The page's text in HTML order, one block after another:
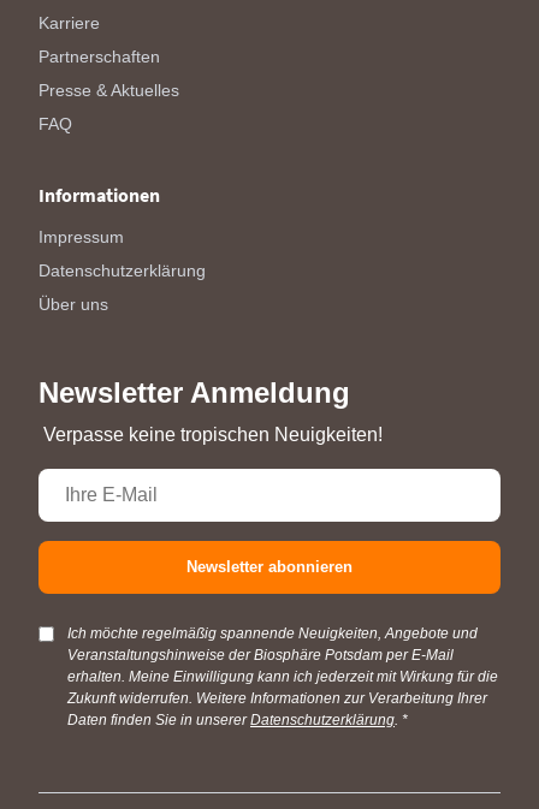
Karriere
Partnerschaften
Presse & Aktuelles
FAQ
Informationen
Impressum
Datenschutzerklärung
Über uns
Newsletter Anmeldung
Verpasse keine tropischen Neuigkeiten!
Ich möchte regelmäßig spannende Neuigkeiten, Angebote und
Veranstaltungshinweise der Biosphäre Potsdam per E-Mail
erhalten. Meine Einwilligung kann ich jederzeit mit Wirkung für die
Zukunft widerrufen. Weitere Informationen zur Verarbeitung Ihrer
Daten finden Sie in unsererDatenschutzerklärung. *
Newsletter abonnieren